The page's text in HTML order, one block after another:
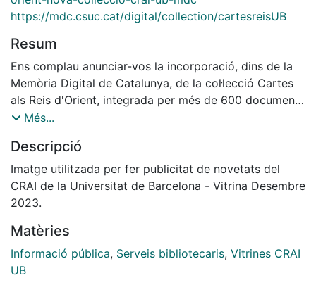
https://mdc.csuc.cat/digital/collection/cartesreisUB
Resum
Ens complau anunciar-vos la incorporació, dins de la
Memòria Digital de Catalunya, de la col·lecció Cartes
als Reis d'Orient, integrada per més de 600 documents
en format de carta, escrits per infants entre els anys
Això ha estat possible gràcies a la digitalització dels
documents per part del Centre de Digitalització de la
Universitat de Barcelona (CEDI) i a l’acurada tasca de
CRAI de la UB
El conjunt de cartes forma part del Fons Pere Bosch i
Gimpera, dipositat i conservat al CRAI Biblioteca de
Més...
Descripció
Imatge utilitzada per fer publicitat de novetats del
CRAI de la Universitat de Barcelona - Vitrina Desembre
2023.
Matèries
Informació pública, Serveis bibliotecaris, Vitrines CRAI
UB